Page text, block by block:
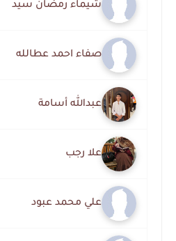
شيماء رمضان سيد
صفاء احمد عطالله
عبدالله أسامة
علا رجب
علي محمد عبود